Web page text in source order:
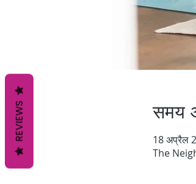
समय
18 अप्रैल
The
REVIEWS